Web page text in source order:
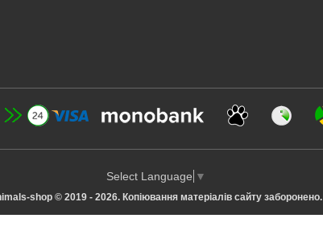
Select Language ▼
shop © 2019 - 2026. Копіювання матеріалів сайту заборонено.